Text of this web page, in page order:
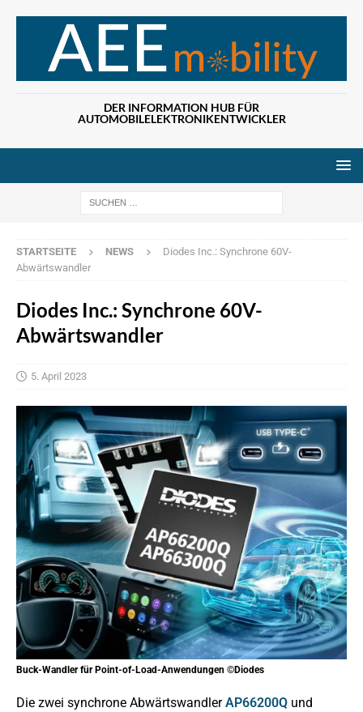
DER INFORMATION HUB FÜR
AUTOMOBILELEKTRONIKENTWICKLER
STARTSEITE NEWS
Diodes Inc.: Synchrone 60V-
Abwärtswandler
Diodes Inc.: Synchrone 60V-
Abwärtswandler
5. April 2023
Buck-Wandler für Point-of-Load-Anwendungen ©Diodes
Die zwei synchrone AbwärtswandlerAP66200Q und